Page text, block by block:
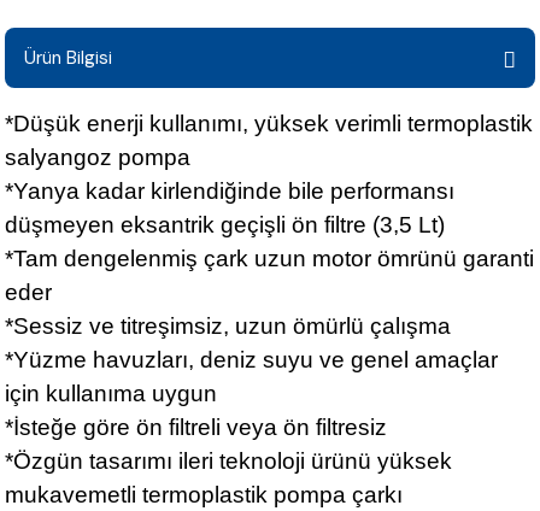
Ürün Bilgisi
*Düşük enerji kullanımı, yüksek verimli termoplastik
salyangoz pompa
*Yanya kadar kirlendiğinde bile performansı
düşmeyen eksantrik geçişli ön filtre (3,5 Lt)
*Tam dengelenmiş çark uzun motor ömrünü garanti
eder
*Sessiz ve titreşimsiz, uzun ömürlü çalışma
*Yüzme havuzları, deniz suyu ve genel amaçlar
için kullanıma uygun
*İsteğe göre ön filtreli veya ön filtresiz
*Özgün tasarımı ileri teknoloji ürünü yüksek
mukavemetli termoplastik pompa çarkı